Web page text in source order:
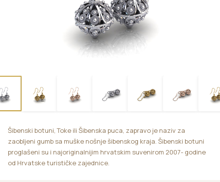
Šibenski botuni, Toke ili Šibenska puca, zapravo je naziv za
zaobljeni gumb sa muške nošnje šibenskog kraja. Šibenski botuni
proglašeni su i najoriginalnijim hrvatskim suvenirom 2007- godine
od Hrvatske turističke zajednice.